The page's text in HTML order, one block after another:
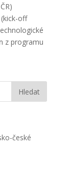
off
z programu
české